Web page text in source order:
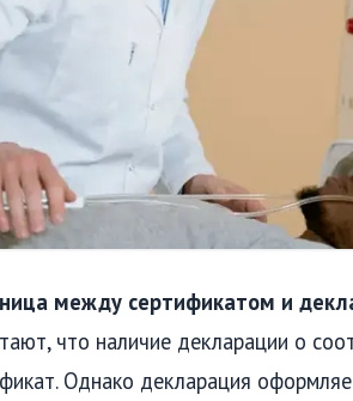
между сертификатом и
что наличие декларации о
Однако декларация